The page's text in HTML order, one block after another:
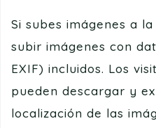
Si subes imágenes a
subir imágenes con
EXIF) incluidos. Los
pueden descargar y
localización de las